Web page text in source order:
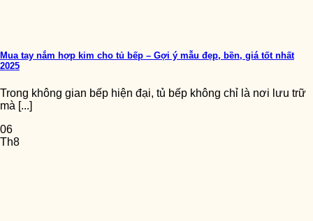
Mua tay nắm hợp kim cho tủ bếp – Gợi ý mẫu đẹp, bền, giá tốt nhất
2025
Trong không gian bếp hiện đại, tủ bếp không chỉ là nơi lưu trữ
mà [...]
06
Th8